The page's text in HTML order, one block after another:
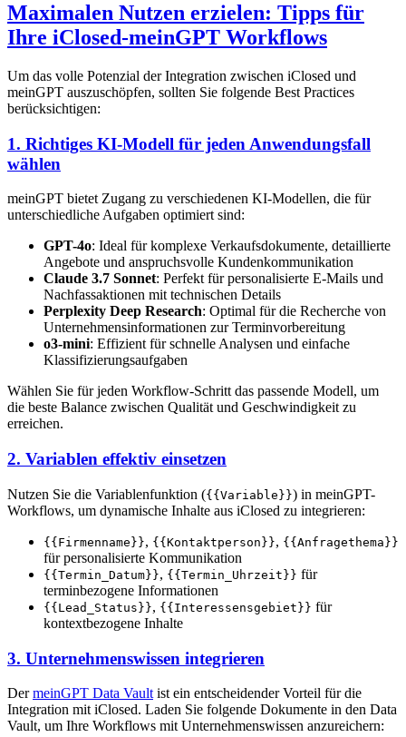
Maximalen Nutzen erzielen: Tipps für
Ihre iClosed-meinGPT Workflows
Um das volle Potenzial der Integration zwischen iClosed und
meinGPT auszuschöpfen, sollten Sie folgende Best Practices
berücksichtigen:
1. Richtiges KI-Modell für jeden Anwendungsfall
wählen
meinGPT bietet Zugang zu verschiedenen KI-Modellen, die für
unterschiedliche Aufgaben optimiert sind:
GPT-4o: Ideal für komplexe Verkaufsdokumente, detaillierte
Angebote und anspruchsvolle Kundenkommunikation
Claude 3.7 Sonnet: Perfekt für personalisierte E-Mails und
Nachfassaktionen mit technischen Details
Perplexity Deep Research: Optimal für die Recherche von
Unternehmensinformationen zur Terminvorbereitung
o3-mini: Effizient für schnelle Analysen und einfache
Klassifizierungsaufgaben
Wählen Sie für jeden Workflow-Schritt das passende Modell, um
die beste Balance zwischen Qualität und Geschwindigkeit zu
erreichen.
2. Variablen effektiv einsetzen
Nutzen Sie die Variablenfunktion ({{Variable}}) in meinGPT-
Workflows, um dynamische Inhalte aus iClosed zu integrieren:
{{Firmenname}}, {{Kontaktperson}}, {{Anfragethema}}
für personalisierte Kommunikation
{{Termin_Datum}}, {{Termin_Uhrzeit}} für
terminbezogene Informationen
{{Lead_Status}}, {{Interessensgebiet}} für
kontextbezogene Inhalte
3. Unternehmenswissen integrieren
DermeinGPT Data Vault ist ein entscheidender Vorteil für die
Integration mit iClosed. Laden Sie folgende Dokumente in den Data
Vault, um Ihre Workflows mit Unternehmenswissen anzureichern: